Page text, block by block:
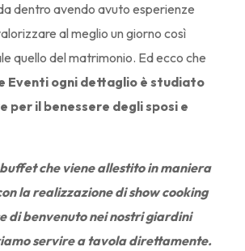
dentro avendo avuto esperienze
al meglio un giorno così
quello del matrimonio. Ed ecco che
Eventi ogni dettaglio è studiato
per il benessere degli sposi e
che viene allestito in maniera
la realizzazione di show cooking
di benvenuto nei nostri giardini
servire a tavola direttamente.